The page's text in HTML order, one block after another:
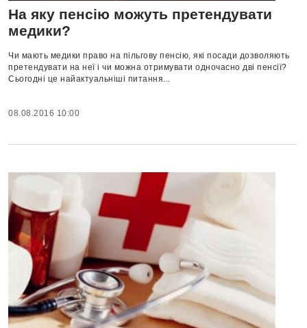
На яку пенсію можуть претендувати
медики?
Чи мають медики право на пільгову пенсію, які посади дозволяють
претендувати на неї і чи можна отримувати одночасно дві пенсії?
Сьогодні це найактуальніші питання...
08.08.2016 10:00